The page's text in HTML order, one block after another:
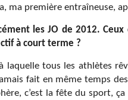
ma première entraîneuse,
les JO de 2012.
à court terme ?
laquelle tous les athlètes
fait en même temps
c’est la fête du sport,